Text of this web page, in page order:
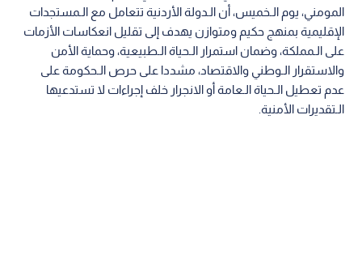
المومني، يوم الـخميس، أن الـدولة الأردنية تتعامل مع الـمستجدات
الإقليمية بمنهج حكيم ومتوازن يهدف إلى تقليل انعكاسات الأزمات
على الـمملكة، وضمان استمرار الـحياة الـطبيعية، وحماية الأمن
والاستقرار الـوطني والاقتصاد، مشددا على حرص الـحكومة على
عدم تعطيل الـحياة الـعامة أو الانجرار خلف إجراءات لا تستدعيها
الـتقديرات الأمنية.